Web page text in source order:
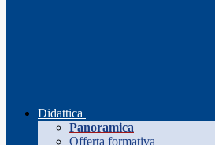
Didattica
Panoramica
Offerta formativa